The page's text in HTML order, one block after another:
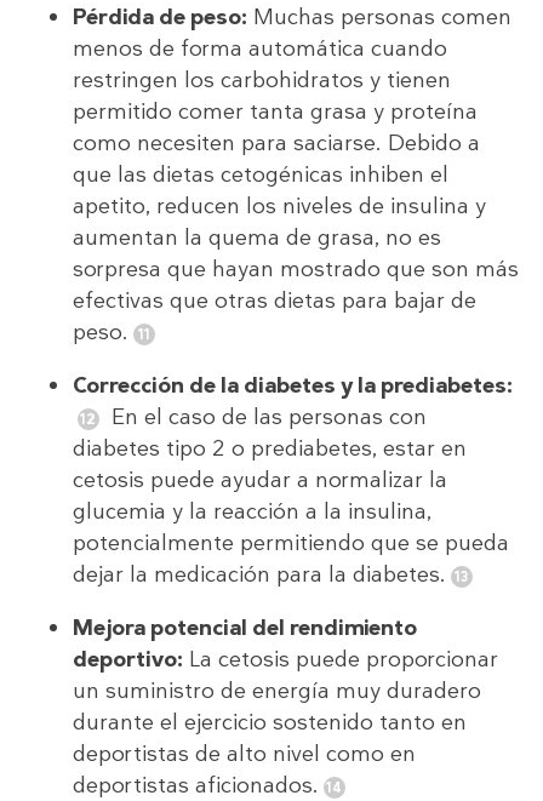
Pérdida de peso: Muchas personas comen
menos de forma automática cuando
restringen los carbohidratos y tienen
permitido comer tanta grasa y proteína
como necesiten para saciarse. Debido a
que las dietas cetogénicas inhiben el
apetito, reducen los niveles de insulina y
aumentan la quema de grasa, no es
sorpresa que hayan mostrado que son más
efectivas que otras dietas para bajar de
peso.
Corrección de la diabetes y la prediabetes:
En el caso de las personas con
diabetes tipo 2 o prediabetes, estar en
cetosis puede ayudar a normalizar la
glucemia y la reacción a la insulina,
potencialmente permitiendo que se pueda
dejar la medicación para la diabetes.
Mejora potencial del rendimiento
deportivo: La cetosis puede proporcionar
un suministro de energía muy duradero
durante el ejercicio sostenido tanto en
deportistas de alto nivel como en
deportistas aficionados.